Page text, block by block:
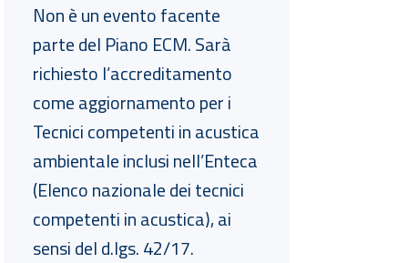
Non è un evento facente
parte del Piano ECM. Sarà
richiesto l’accreditamento
come aggiornamento per i
Tecnici competenti in acustica
ambientale inclusi nell’Enteca
(Elenco nazionale dei tecnici
competenti in acustica), ai
sensi del d.lgs. 42/17.